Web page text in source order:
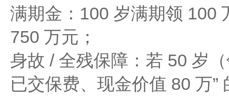
满期金：100 岁满期领 100
750 万元；
身故 / 全残保障：若 50 岁
已交保费、现金价值 80 万